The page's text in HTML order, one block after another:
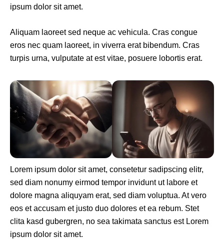
ipsum dolor sit amet.
Aliquam laoreet sed neque ac vehicula. Cras congue
eros nec quam laoreet, in viverra erat bibendum. Cras
turpis urna, vulputate at est vitae, posuere lobortis erat.
Lorem ipsum dolor sit amet, consetetur sadipscing elitr,
sed diam nonumy eirmod tempor invidunt ut labore et
dolore magna aliquyam erat, sed diam voluptua. At vero
eos et accusam et justo duo dolores et ea rebum. Stet
clita kasd gubergren, no sea takimata sanctus est Lorem
ipsum dolor sit amet.